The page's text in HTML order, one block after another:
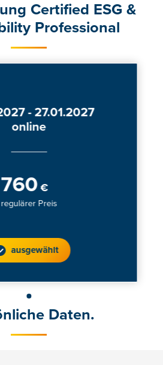
Certified ESG &
Professional
- 27.01.2027
online
760€
regulärer Preis
ausgewählt
Daten.